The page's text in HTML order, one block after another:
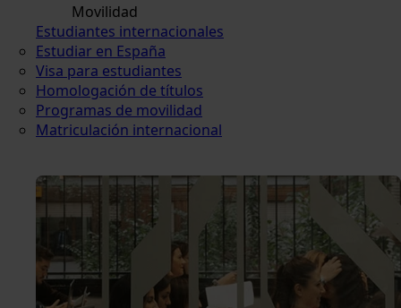
Movilidad
Estudiantes internacionales
Estudiar en España
Visa para estudiantes
Homologación de títulos
Programas de movilidad
Matriculación internacional